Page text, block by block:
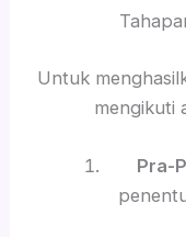
Untuk
mengikuti
Pra-